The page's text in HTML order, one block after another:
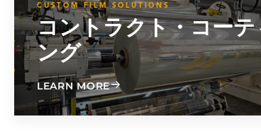
CUSTOM FILM SOLUTIONS
コントラクト・コーテ
ング
LEARN MOREABOUT CONTRACT